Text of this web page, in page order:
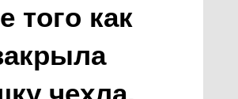
того как
чехла,